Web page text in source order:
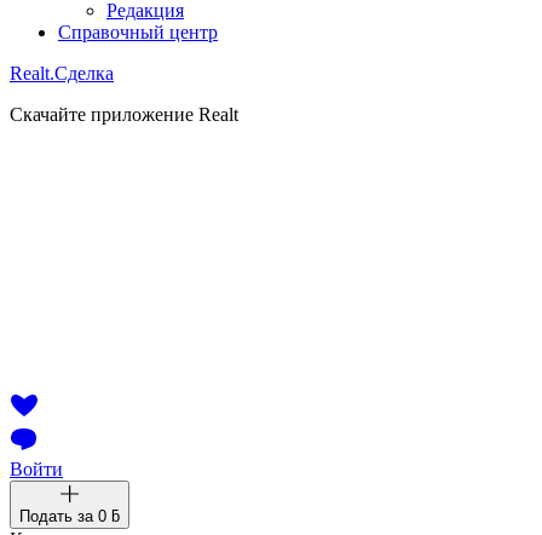
Редакция
Справочный центр
Realt.Сделка
Скачайте приложение Realt
Войти
Подать за 0 ƃ